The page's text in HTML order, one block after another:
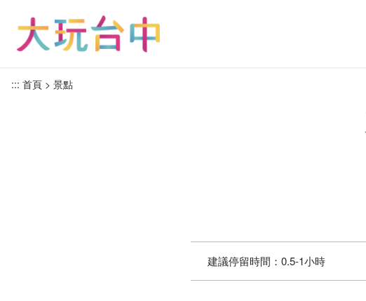
::: 首頁 景點
建議停留時間： 0.5-1小時